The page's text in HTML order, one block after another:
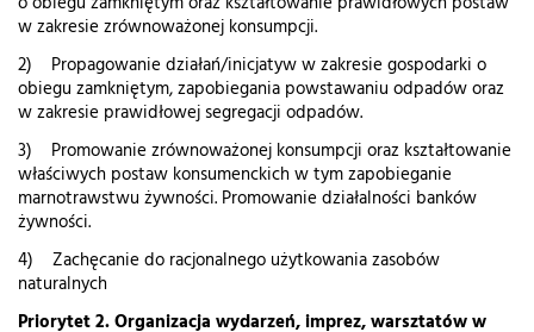
w zakresie zrównoważonej konsumpcji.
2) Propagowanie działań/inicjatyw w zakresie gospodarki o
obiegu zamkniętym, zapobiegania powstawaniu odpadów oraz
w zakresie prawidłowej segregacji odpadów.
3) Promowanie zrównoważonej konsumpcji oraz kształtowanie
właściwych postaw konsumenckich w tym zapobieganie
marnotrawstwu żywności. Promowanie działalności banków
żywności.
4) Zachęcanie do racjonalnego użytkowania zasobów
naturalnych
Priorytet 2.Organizacja wydarzeń, imprez, warsztatów w